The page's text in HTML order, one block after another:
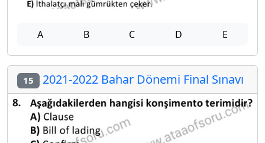
A B C D E
15 2021-2022 Bahar Dönemi Final Sınavı